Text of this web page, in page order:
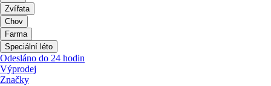
Zvířata
Chov
Farma
Speciální léto
Odesláno do 24 hodin
Výprodej
Značky